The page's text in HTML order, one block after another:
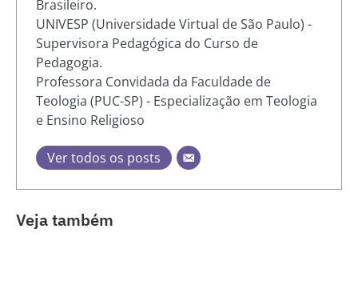
Brasileiro.
UNIVESP (Universidade Virtual de São Paulo) -
Supervisora Pedagógica do Curso de
Pedagogia.
Professora Convidada da Faculdade de
Teologia (PUC-SP) - Especialização em Teologia
e Ensino Religioso
Ver todos os posts
Veja também